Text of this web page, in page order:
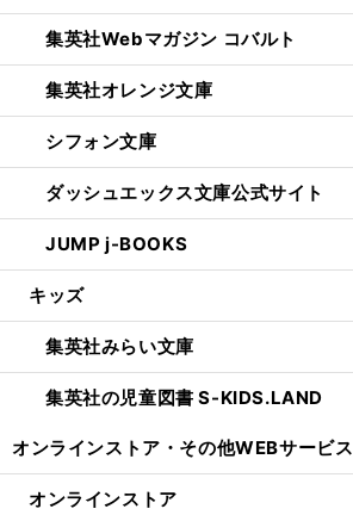
集英社Webマガジン コバルト
集英社オレンジ文庫
シフォン文庫
ダッシュエックス文庫公式サイト
JUMP j-BOOKS
キッズ
集英社みらい文庫
集英社の児童図書 S-KIDS.LAND
オンラインストア・ その他WEBサービス
オンラインストア